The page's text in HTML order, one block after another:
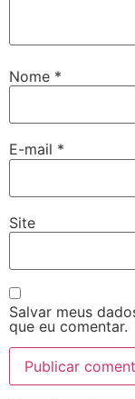
Nome *
E-mail *
Site
Salvar meus
que eu comentar.